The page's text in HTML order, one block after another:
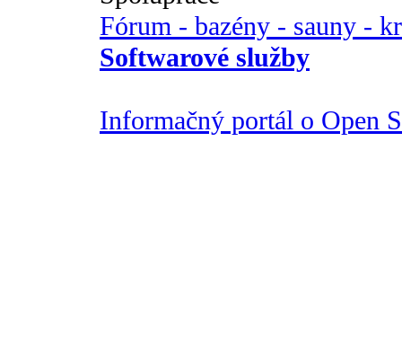
Fórum - bazény - sauny -
Softwarové služby
Informačný portál o Open